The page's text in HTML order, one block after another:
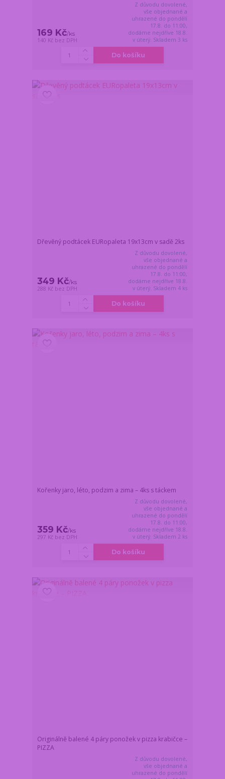
169 Kč/ks
140 Kč bez DPH
Z důvodu dovolené,
vše objednané a
uhrazené do pondělí
17.8. do 11:00,
dodáme nejdříve 18.8.
v úterý. Skladem 3 ks
Do košíku
Dřevěný podtácek EURopaleta 19x13cm v sadě 2ks
349 Kč/ks
288 Kč bez DPH
Z důvodu dovolené,
vše objednané a
uhrazené do pondělí
17.8. do 11:00,
dodáme nejdříve 18.8.
v úterý. Skladem 4 ks
Do košíku
Kořenky jaro, léto, podzim a zima – 4ks s táckem
359 Kč/ks
297 Kč bez DPH
Z důvodu dovolené,
vše objednané a
uhrazené do pondělí
17.8. do 11:00,
dodáme nejdříve 18.8.
v úterý. Skladem 2 ks
Do košíku
Originálně balené 4 páry ponožek v pizza krabičce –
PIZZA
Z důvodu dovolené,
vše objednané a
uhrazené do pondělí